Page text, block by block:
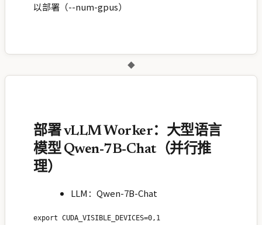
以部署（--num-gpus）
◆
部署 vLLM Worker：大型语言
模型 Qwen-7B-Chat（并行推
理）
LLM：Qwen-7B-Chat
export CUDA_VISIBLE_DEVICES=0,1